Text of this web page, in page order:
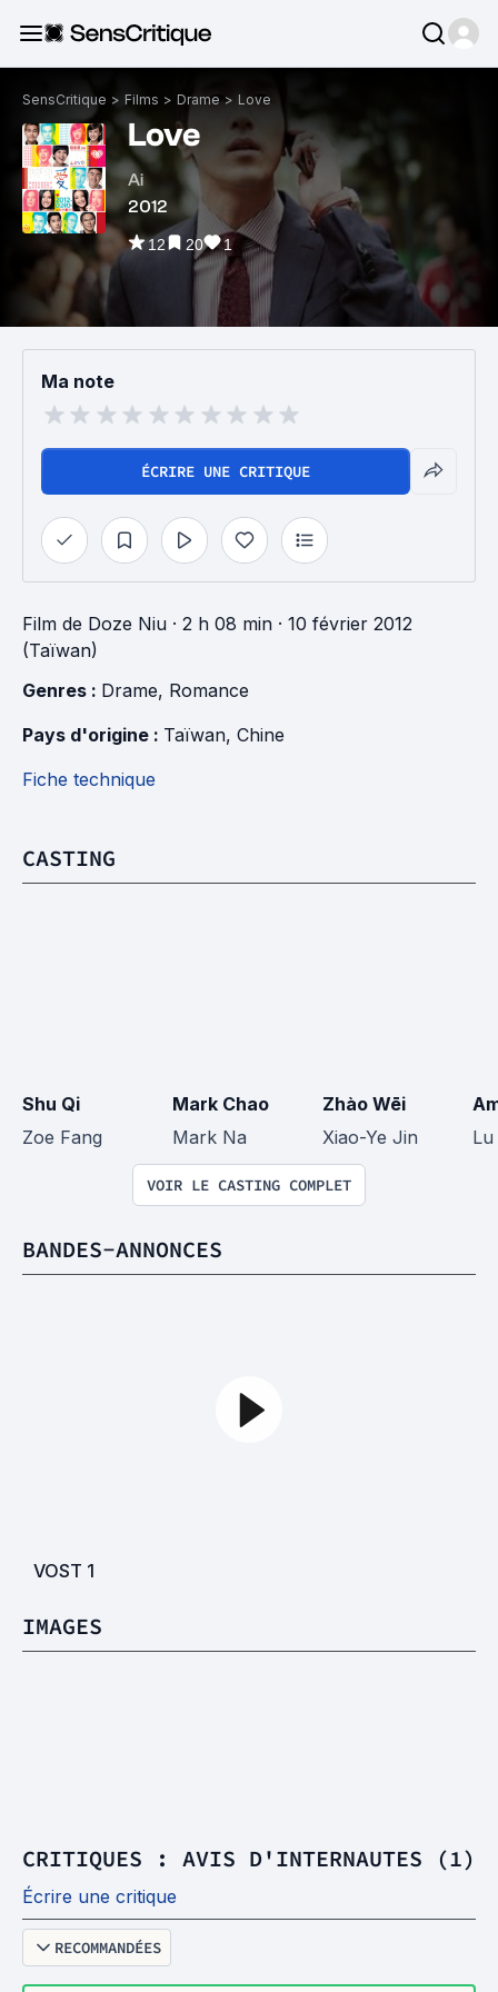
SensCritique > Films > Drame > Love
Love
Ai
2012
12 20 1
Ma note
ÉCRIRE UNE CRITIQUE
Film de Doze Niu · 2 h 08 min · 10 février 2012
(Taïwan)
Genres : Drame, Romance
Pays d'origine : Taïwan, Chine
Fiche technique
CASTING
Shu Qi
Zoe Fang
Mark Chao
Mark Na
Zhào Wēi
Xiao-Ye Jin
VOIR LE CASTING COMPLET
BANDES-ANNONCES
VOST 1
IMAGES
CRITIQUES : AVIS D'INTERNAUTES (1)
Écrire une critique
RECOMMANDÉES